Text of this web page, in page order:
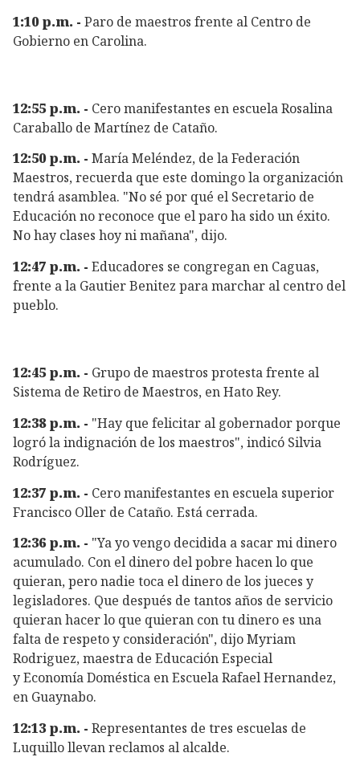
1:10 p.m. - Paro de maestros frente al Centro de
Gobierno en Carolina.
12:55 p.m. - Cero manifestantes en escuela Rosalina
Caraballo de Martínez de Cataño.
12:50 p.m. - María Meléndez, de la Federación
Maestros, recuerda que este domingo la organización
tendrá asamblea. "No sé por qué el Secretario de
Educación no reconoce que el paro ha sido un éxito.
No hay clases hoy ni mañana", dijo.
12:47 p.m. - Educadores se congregan en Caguas,
frente a la Gautier Benitez para marchar al centro del
pueblo.
12:45 p.m. - Grupo de maestros protesta frente al
Sistema de Retiro de Maestros, en Hato Rey.
12:38 p.m. - "Hay que felicitar al gobernador porque
logró la indignación de los maestros", indicó Silvia
Rodríguez.
12:37 p.m. - Cero manifestantes en escuela superior
Francisco Oller de Cataño. Está cerrada.
12:36 p.m. - "Ya yo vengo decidida a sacar mi dinero
acumulado. Con el dinero del pobre hacen lo que
quieran, pero nadie toca el dinero de los jueces y
legisladores. Que después de tantos años de servicio
quieran hacer lo que quieran con tu dinero es una
falta de respeto y consideración", dijo Myriam
Rodriguez, maestra de Educación Especial
y Economía Doméstica en Escuela Rafael Hernandez,
en Guaynabo.
12:13 p.m. - Representantes de tres escuelas de
Luquillo llevan reclamos al alcalde.